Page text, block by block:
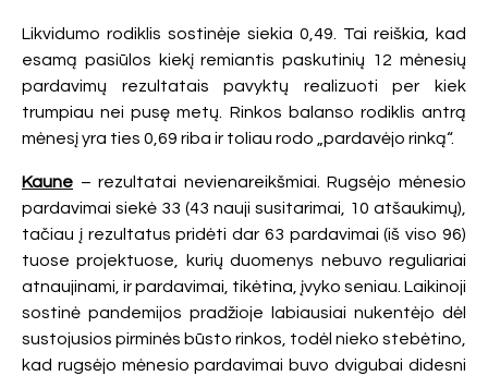
Likvidumo rodiklis sostinėje siekia 0,49. Tai reiškia, kad
esamą pasiūlos kiekį remiantis paskutinių 12 mėnesių
pardavimų rezultatais pavyktų realizuoti per kiek
trumpiau nei pusę metų. Rinkos balanso rodiklis antrą
mėnesį yra ties 0,69 riba ir toliau rodo „pardavėjo rinką“.
Kaune – rezultatai nevienareikšmiai. Rugsėjo mėnesio
pardavimai siekė 33 (43 nauji susitarimai, 10 atšaukimų),
tačiau į rezultatus pridėti dar 63 pardavimai (iš viso 96)
tuose projektuose, kurių duomenys nebuvo reguliariai
atnaujinami, ir pardavimai, tikėtina, įvyko seniau. Laikinoji
sostinė pandemijos pradžioje labiausiai nukentėjo dėl
sustojusios pirminės būsto rinkos, todėl nieko stebėtino,
kad rugsėjo mėnesio pardavimai buvo dvigubai didesni